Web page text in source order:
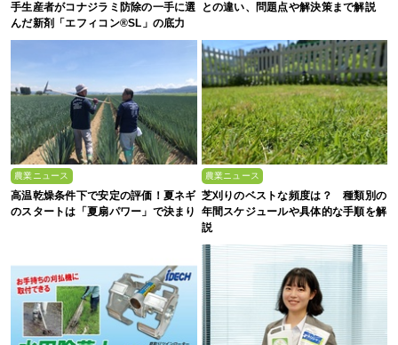
手生産者がコナジラミ防除の一手に選
んだ新剤「エフィコン®SL」の底力
との違い、問題点や解決策まで解説
農業ニュース
高温乾燥条件下で安定の評価！夏ネギ
のスタートは「夏扇パワー」で決まり
農業ニュース
芝刈りのベストな頻度は？ 種類別の
年間スケジュールや具体的な手順を解
説